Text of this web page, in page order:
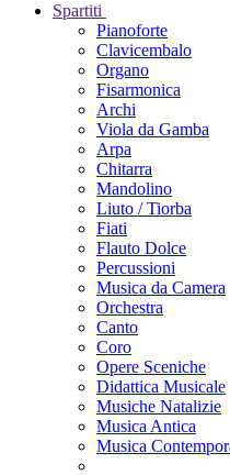
Spartiti
Pianoforte
Clavicembalo
Organo
Fisarmonica
Archi
Viola da Gamba
Arpa
Chitarra
Mandolino
Liuto / Tiorba
Fiati
Flauto Dolce
Percussioni
Musica da Camera
Orchestra
Canto
Coro
Opere Sceniche
Didattica Musicale
Musiche Natalizie
Musica Antica
Musica